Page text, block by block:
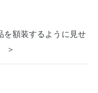
を額装するように見せ
＞